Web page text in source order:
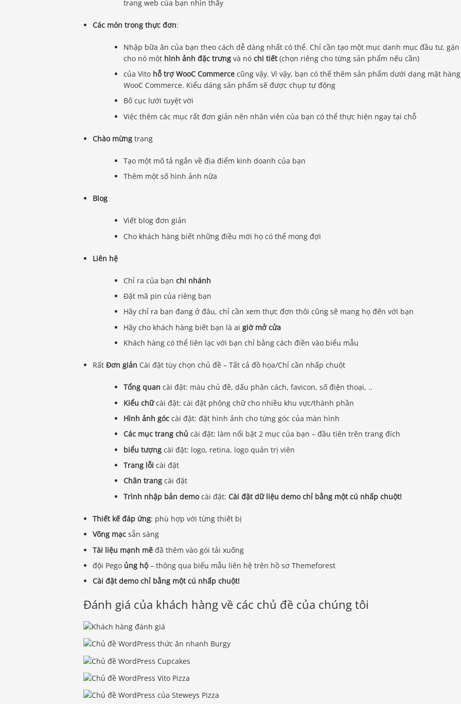
trang web của bạn nhìn thấy
Các món trong thực đơn:
Nhập bữa ăn của bạn theo cách dễ dàng nhất có thể. Chỉ cần tạo một mục danh mục đầu tư, gán
cho nó một hình ảnh đặc trưng và nóchi tiết(chọn riêng cho từng sản phẩm nếu cần)
của Vito hỗ trợ WooC Commerce cũng vậy. Vì vậy, bạn có thể thêm sản phẩm dưới dạng mặt hàng
WooC Commerce. Kiểu dáng sản phẩm sẽ được chụp tự động
Bố cục lưới tuyệt vời
Việc thêm các mục rất đơn giản nên nhân viên của bạn có thể thực hiện ngay tại chỗ
Chào mừng trang
Tạo một mô tả ngắn về địa điểm kinh doanh của bạn
Thêm một số hình ảnh nữa
Blog
Viết blog đơn giản
Cho khách hàng biết những điều mới họ có thể mong đợi
Liên hệ
Chỉ ra của bạnchi nhánh
Đặt mã pin của riêng bạn
Hãy chỉ ra bạn đang ở đâu, chỉ cần xem thực đơn thôi cũng sẽ mang họ đến với bạn
Hãy cho khách hàng biết bạn là aigiờ mở cửa
Khách hàng có thể liên lạc với bạn chỉ bằng cách điền vào biểu mẫu
RấtĐơn giản Cài đặt tùy chọn chủ đề – Tất cả đồ họa/Chỉ cần nhấp chuột
Tổng quan cài đặt: màu chủ đề, dấu phân cách, favicon, số điện thoại, ..
Kiểu chữcài đặt: cài đặt phông chữ cho nhiều khu vực/thành phần
Hình ảnh góccài đặt: đặt hình ảnh cho từng góc của màn hình
Các mục trang chủcài đặt: làm nổi bật 2 mục của bạn – đầu tiên trên trang đích
biểu tượngcài đặt: logo, retina, logo quản trị viên
Trang lỗi cài đặt
Chân trang cài đặt
Trình nhập bản democài đặt: Cài đặt dữ liệu demo chỉ bằng một cú nhấp chuột!
Thiết kế đáp ứng: phù hợp với từng thiết bị
Võng mạc sẵn sàng
Tài liệu mạnh mẽ đã thêm vào gói tải xuống
đội Pego ủng hộ– thông qua biểu mẫu liên hệ trên hồ sơ Themeforest
Cài đặt demo chỉ bằng một cú nhấp chuột!
Đánh giá của khách hàng về các chủ đề của chúng tôi